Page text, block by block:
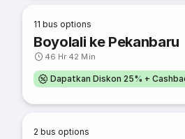
11 bus options
Boyolali ke Pekanbaru
46 Hr 42 Min
Dapatkan Diskon 25% +
2 bus options